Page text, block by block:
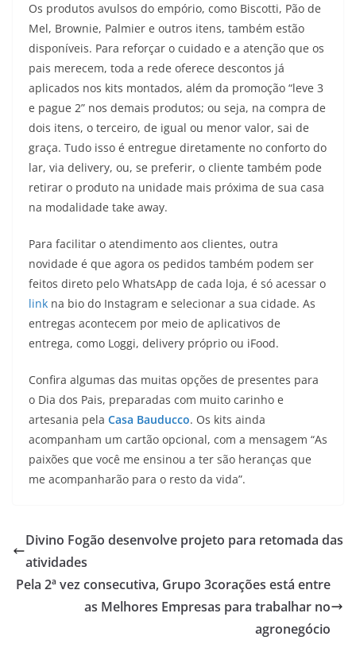
Os produtos avulsos do empório, como Biscotti, Pão de
Mel, Brownie, Palmier e outros itens, também estão
disponíveis. Para reforçar o cuidado e a atenção que os
pais merecem, toda a rede oferece descontos já
aplicados nos kits montados, além da promoção “leve 3
e pague 2” nos demais produtos; ou seja, na compra de
dois itens, o terceiro, de igual ou menor valor, sai de
graça. Tudo isso é entregue diretamente no conforto do
lar, via delivery, ou, se preferir, o cliente também pode
retirar o produto na unidade mais próxima de sua casa
na modalidade take away.
Para facilitar o atendimento aos clientes, outra
novidade é que agora os pedidos também podem ser
feitos direto pelo WhatsApp de cada loja, é só acessar o
link na bio do Instagram e selecionar a sua cidade. As
entregas acontecem por meio de aplicativos de
entrega, como Loggi, delivery próprio ou iFood.
Confira algumas das muitas opções de presentes para
o Dia dos Pais, preparadas com muito carinho e
artesania pela Casa Bauducco. Os kits ainda
acompanham um cartão opcional, com a mensagem “As
paixões que você me ensinou a ter são heranças que
me acompanharão para o resto da vida”.
Divino Fogão desenvolve projeto para retomada das
atividades
Pela 2ª vez consecutiva, Grupo 3corações está entre
as Melhores Empresas para trabalhar no
agronegócio